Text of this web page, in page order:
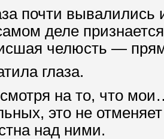
почти
деле
челюсть —
глаза.
на то, что
это не
над ними.